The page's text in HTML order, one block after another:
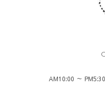
AM10:00 ～